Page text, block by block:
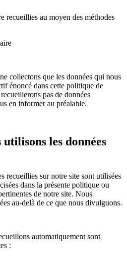
recueillies au moyen des méthodes
collectons que les données qui nous
énoncé dans cette politique de
pas de données
en informer au préalable.
les données
recueillies sur notre site sont utilisées
dans la présente politique ou
de notre site. Nous
au-delà de ce que nous divulguons.
automatiquement sont
: